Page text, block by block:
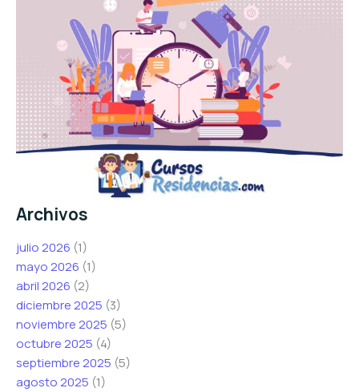
Archivos
julio 2026 (1)
mayo 2026 (1)
abril 2026 (2)
diciembre 2025 (3)
noviembre 2025 (5)
octubre 2025 (4)
septiembre 2025 (5)
agosto 2025 (1)